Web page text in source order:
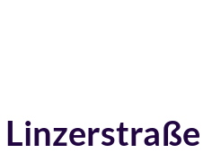
Linzerstraße